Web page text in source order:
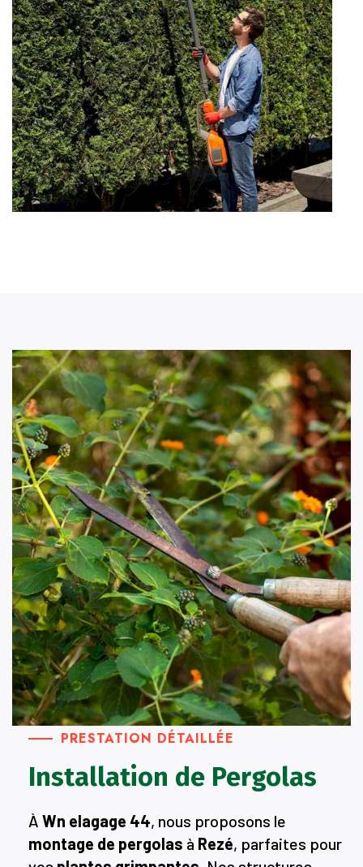
PRESTATION DÉTAILLÉE
Installation de Pergolas
À Wn elagage 44, nous proposons le
montage de pergolas à Rezé, parfaites pour